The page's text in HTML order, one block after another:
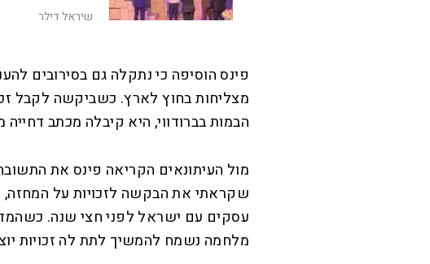
שיראל דילר
פינס הוסיפה כי נתקלה גם בסירובים
מצליחות בחוץ לארץ. כשביקשה לקבל
הבמות בברודווי, היא קיבלה מכתב
מול העיתונאים הקריאה פינס את
שקראתי את הבקשה לזכויות על המחזה,
עסקים עם ישראל לפני חצי שנה.
מלחמה נשמח להמשיך לתת לה זכויות